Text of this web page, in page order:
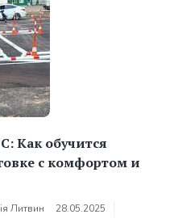
Как обучится
с комфортом и
Литвин
28.05.2025